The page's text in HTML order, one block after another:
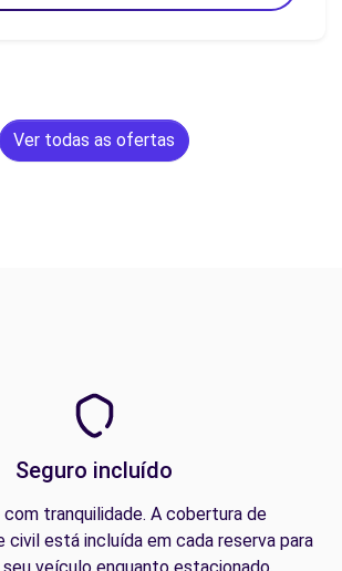
Ver todas as ofertas
Seguro incluído
tranquilidade. A cobertura de
civil está incluída em cada reserva para